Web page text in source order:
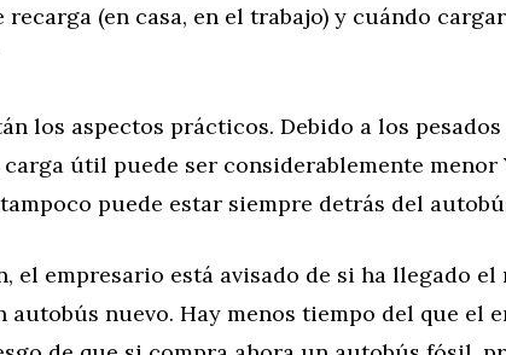
recarga (en casa, en el trabajo) y cuándo
los aspectos prácticos. Debido a los pesados
útil puede ser considerablemente menor
puede estar siempre detrás del
el empresario está avisado de si ha llegado el
autobús nuevo. Hay menos tiempo del que el